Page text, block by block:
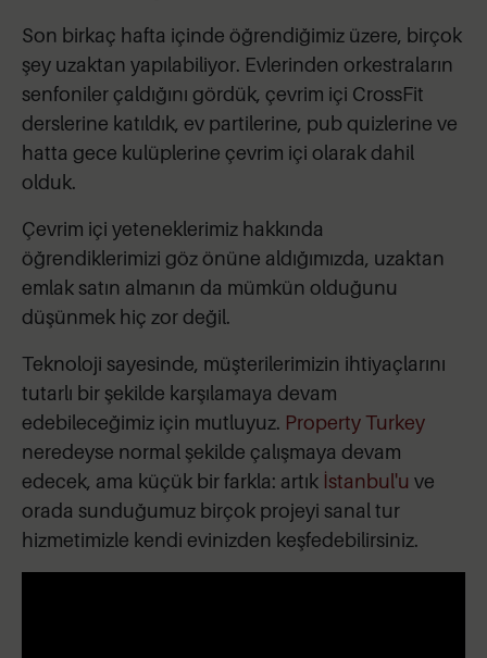
Son birkaç hafta içinde öğrendiğimiz üzere, birçok
şey uzaktan yapılabiliyor. Evlerinden orkestraların
senfoniler çaldığını gördük, çevrim içi CrossFit
derslerine katıldık, ev partilerine, pub quizlerine ve
hatta gece kulüplerine çevrim içi olarak dahil
olduk.
Çevrim içi yeteneklerimiz hakkında
öğrendiklerimizi göz önüne aldığımızda, uzaktan
emlak satın almanın da mümkün olduğunu
düşünmek hiç zor değil.
Teknoloji sayesinde, müşterilerimizin ihtiyaçlarını
tutarlı bir şekilde karşılamaya devam
edebileceğimiz için mutluyuz. Property Turkey
neredeyse normal şekilde çalışmaya devam
edecek, ama küçük bir farkla: artık İstanbul'u ve
orada sunduğumuz birçok projeyi sanal tur
hizmetimizle kendi evinizden keşfedebilirsiniz.